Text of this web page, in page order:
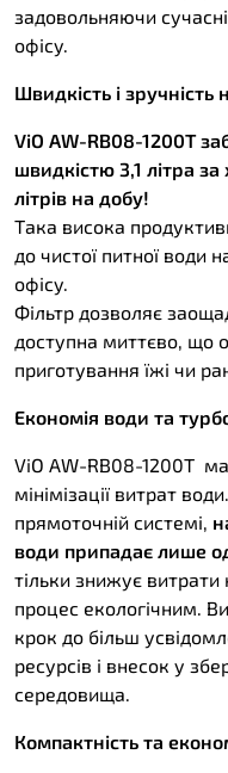
задовольняючи
офісу.
Швидкість і
ViO AW-RB08-1200T
швидкістю 3,1 літра
літрів на добу!
Така висока
до чистої питної води
офісу.
Фільтр дозволяє
доступна миттєво, що
приготування їжі чи
Економія води та
ViO AW-RB08-1200T
мінімізації витрат
прямоточній системі,
води припадає лише
тільки знижує
процес екологічним.
крок до більш
ресурсів і внесок у
середовища.
Компактність та